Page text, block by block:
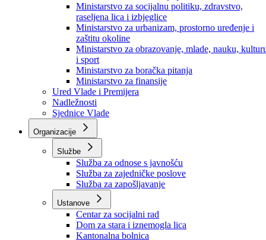
Ministarstvo za privredu
Ministarstvo za pravosuđe, upravu i radne odnose
Ministarstvo za unutrašnje poslove
Ministarstvo za socijalnu politiku, zdravstvo,
raseljena lica i izbjeglice
Ministarstvo za urbanizam, prostorno uređenje i
zaštitu okoline
Ministarstvo za obrazovanje, mlade, nauku,
i sport
Ministarstvo za boračka pitanja
Ministarstvo za finansije
Ured Vlade i Premijera
Nadležnosti
Sjednice Vlade
Organizacije
Službe
Služba za odnose s javnošću
Služba za zajedničke poslove
Služba za zapošljavanje
Ustanove